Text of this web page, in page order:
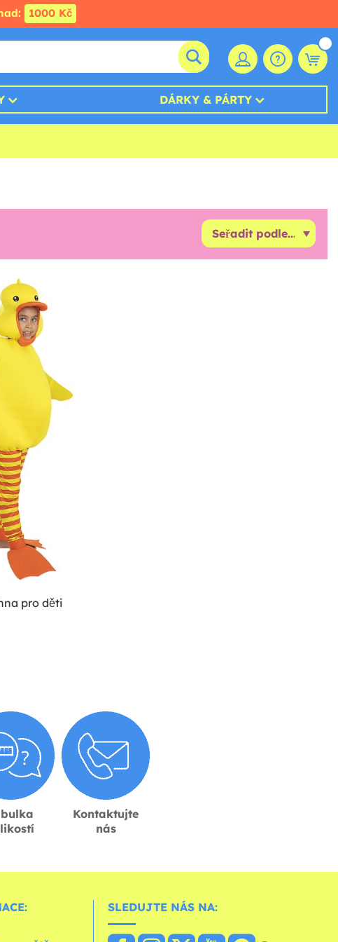
1000 Kč
DÁRKY & PÁRTY
pro děti
Kontaktujte
nás
SLEDUJTE NÁS NA: